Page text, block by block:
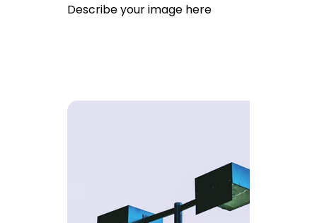
Describe your image here